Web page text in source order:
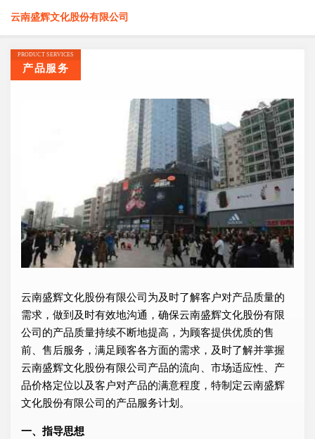
云南盛辉文化股份有限公司
PRODUCT SERVICES
产品服务
云南盛辉文化股份有限公司为及时了解客户对产品质量的
需求，做到及时有效地沟通，确保云南盛辉文化股份有限
公司的产品质量持续不断地提高，为顾客提供优质的售
前、售后服务，满足顾客各方面的需求，及时了解并掌握
云南盛辉文化股份有限公司产品的流向、市场适应性、产
品价格定位以及客户对产品的满意程度，特制定云南盛辉
文化股份有限公司的产品服务计划。
一、指导思想